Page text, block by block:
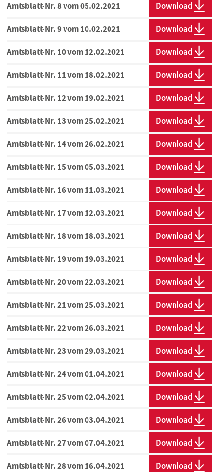
Amtsblatt-Nr. 8 vom 05.02.2021 Download
Amtsblatt-Nr. 9 vom 10.02.2021 Download
Amtsblatt-Nr. 10 vom 12.02.2021 Download
Amtsblatt-Nr. 11 vom 18.02.2021 Download
Amtsblatt-Nr. 12 vom 19.02.2021 Download
Amtsblatt-Nr. 13 vom 25.02.2021 Download
Amtsblatt-Nr. 14 vom 26.02.2021 Download
Amtsblatt-Nr. 15 vom 05.03.2021 Download
Amtsblatt-Nr. 16 vom 11.03.2021 Download
Amtsblatt-Nr. 17 vom 12.03.2021 Download
Amtsblatt-Nr. 18 vom 18.03.2021 Download
Amtsblatt-Nr. 19 vom 19.03.2021 Download
Amtsblatt-Nr. 20 vom 22.03.2021 Download
Amtsblatt-Nr. 21 vom 25.03.2021 Download
Amtsblatt-Nr. 22 vom 26.03.2021 Download
Amtsblatt-Nr. 23 vom 29.03.2021 Download
Amtsblatt-Nr. 24 vom 01.04.2021 Download
Amtsblatt-Nr. 25 vom 02.04.2021 Download
Amtsblatt-Nr. 26 vom 03.04.2021 Download
Amtsblatt-Nr. 27 vom 07.04.2021 Download
Amtsblatt-Nr. 28 vom 16.04.2021 Download